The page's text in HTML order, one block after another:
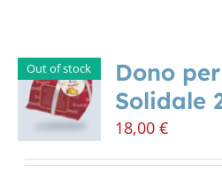
Out of stock
Dono
Solidale
18,00€